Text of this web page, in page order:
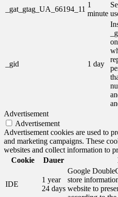
_gat_gtag_UA_66194_11
1
minute
_gid 1 day
Advertisement
Advertisement
Advertisement cookies are used to
and marketing campaigns. These
websites and collect information to
Cookie
Dauer
IDE
1 year
24 days
Google
store
website to